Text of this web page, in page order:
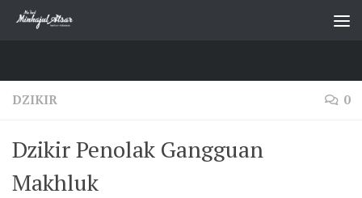
Skip to content
DZIKIR 0
Dzikir Penolak Gangguan
Makhluk